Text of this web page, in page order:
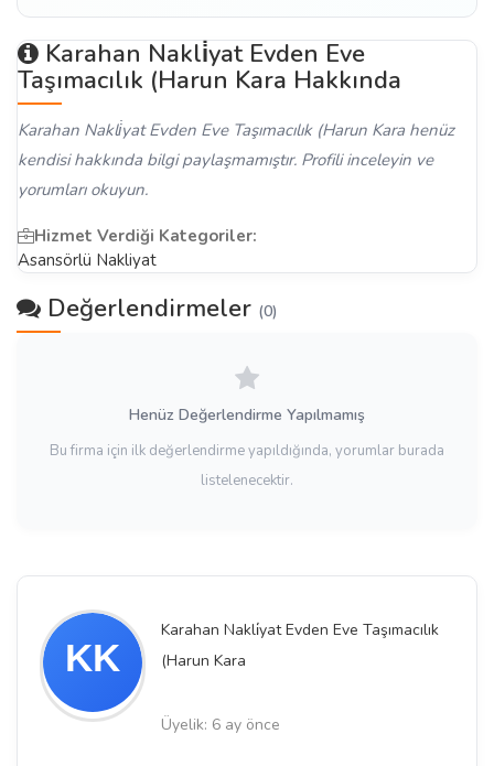
Karahan Nakli̇yat Evden Eve Taşımacılık
(Harun Kara
Üyelik: 6 ay önce
Karahan Nakli̇yat Evden Eve
Taşımacılık (Harun Kara Hakkında
Karahan Nakli̇yat Evden Eve Taşımacılık (Harun Kara henüz
kendisi hakkında bilgi paylaşmamıştır. Profili inceleyin ve
yorumları okuyun.
Hizmet Verdiği Kategoriler:
Asansörlü Nakliyat
Değerlendirmeler (0)
Henüz Değerlendirme Yapılmamış
Bu firma için ilk değerlendirme yapıldığında, yorumlar burada
listelenecektir.